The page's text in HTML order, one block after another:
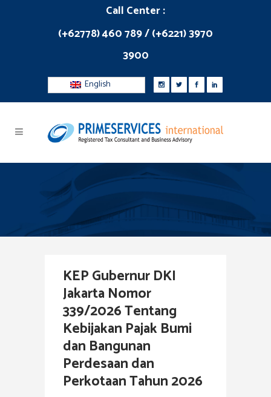
Call Center :
(+62778) 460 789 / (+6221) 3970
3900
English
KEP Gubernur DKI
Jakarta Nomor
339/2026 Tentang
Kebijakan Pajak Bumi
dan Bangunan
Perdesaan dan
Perkotaan Tahun 2026